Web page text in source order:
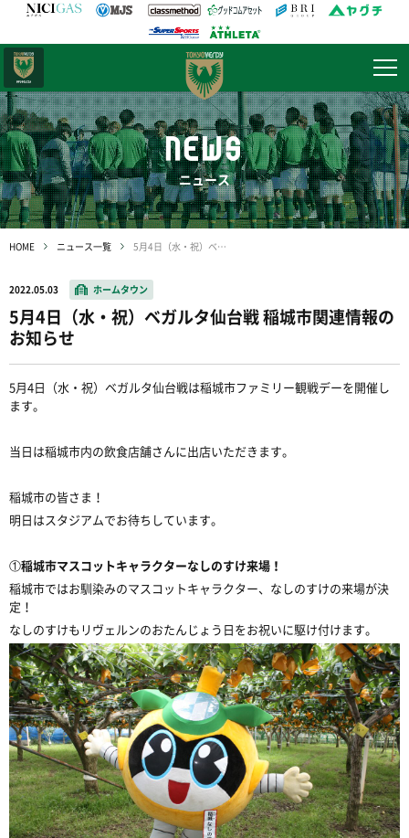
NEWS
ニュース
HOME ニュース一覧 5月4日（水・祝）ベガルタ仙台戦 稲城市関連情報のお知らせ
2022.05.03 ホームタウン
5月4日（水・祝）ベガルタ仙台戦 稲城市関連情報の
お知らせ
5月4日（水・祝）ベガルタ仙台戦は稲城市ファミリー観戦デーを開催し
ます。
当日は稲城市内の飲食店舗さんに出店いただきます。
稲城市の皆さま！
明日はスタジアムでお待ちしています。
①稲城市マスコットキャラクターなしのすけ来場！
稲城市ではお馴染みのマスコットキャラクター、なしのすけの来場が決
定！
なしのすけもリヴェルンのおたんじょう日をお祝いに駆け付けます。